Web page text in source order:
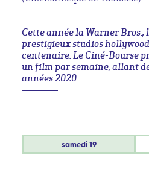
Cette année la Warner Bros.,
prestigieux studios
centenaire. Le Ciné-Bourse
un film par semaine, allant
années 2020.
samedi19